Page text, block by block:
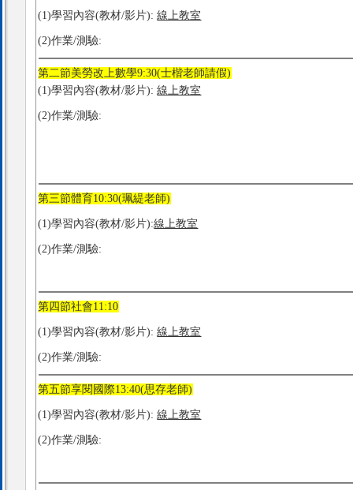
(1)學習內容(教材/影片):線上教室
(2)作業/測驗:
第二節美勞改上數學9:30(士楷老師請假)
(1)學習內容(教材/影片):線上教室
(2)作業/測驗:
第三節體育10:30(珮緹老師)
(1)學習內容(教材/影片):線上教室
(2)作業/測驗:
第四節社會11:10
(1)學習內容(教材/影片):線上教室
(2)作業/測驗:
第五節享閱國際13:40(思存老師)
(1)學習內容(教材/影片):線上教室
(2)作業/測驗: